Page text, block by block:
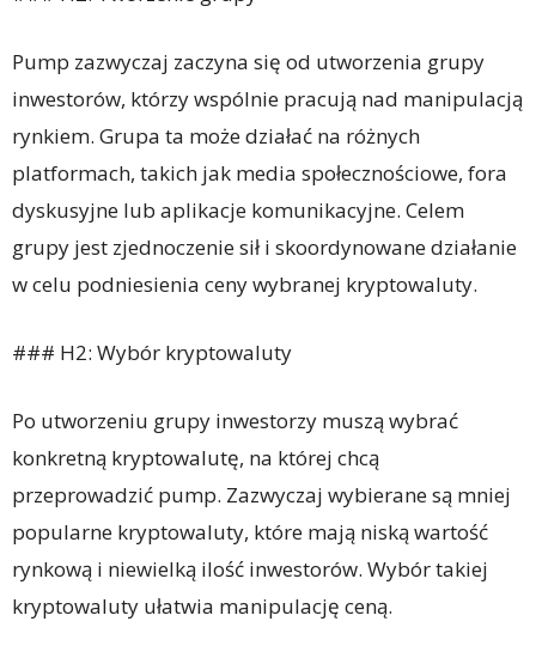
Pump zazwyczaj zaczyna się od utworzenia grupy
inwestorów, którzy wspólnie pracują nad manipulacją
rynkiem. Grupa ta może działać na różnych
platformach, takich jak media społecznościowe, fora
dyskusyjne lub aplikacje komunikacyjne. Celem
grupy jest zjednoczenie sił i skoordynowane działanie
w celu podniesienia ceny wybranej kryptowaluty.
### H2: Wybór kryptowaluty
Po utworzeniu grupy inwestorzy muszą wybrać
konkretną kryptowalutę, na której chcą
przeprowadzić pump. Zazwyczaj wybierane są mniej
popularne kryptowaluty, które mają niską wartość
rynkową i niewielką ilość inwestorów. Wybór takiej
kryptowaluty ułatwia manipulację ceną.